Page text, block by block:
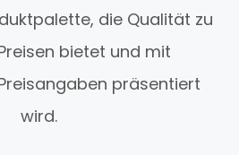
die Qualität zu
bietet und mit
präsentiert
wird.